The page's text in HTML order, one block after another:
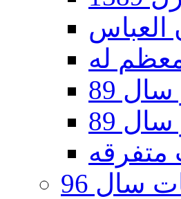
89
89
سال 96